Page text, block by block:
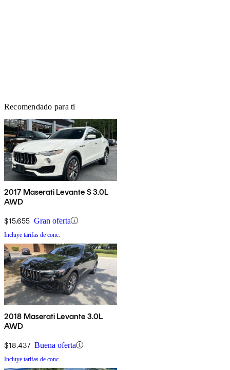
Recomendado para ti
2017 Maserati Levante S 3.0L
AWD
$15,655 Gran oferta
Incluye tarifas de conc.
2018 Maserati Levante 3.0L
AWD
$18,437 Buena oferta
Incluye tarifas de conc.